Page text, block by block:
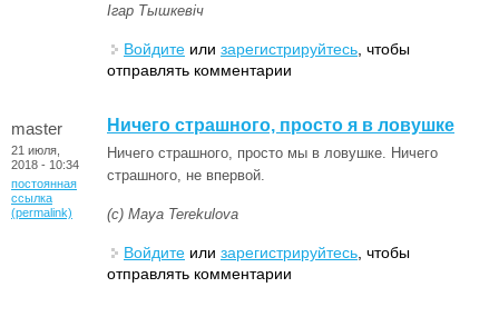
Ігар Тышкевіч
Войдите или зарегистрируйтесь , чтобы
отправлять комментарии
master
21 июля,
2018 - 10:34
постоянная
ссылка
(permalink)
Ничего страшного, просто я в ловушке
Ничего страшного, просто мы в ловушке. Ничего
страшного, не впервой.
(с) Maya Terekulova
Войдите или зарегистрируйтесь , чтобы
отправлять комментарии